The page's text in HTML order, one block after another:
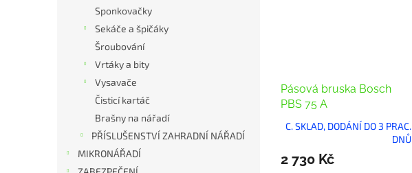
Sponkovačky
Sekáče a špičáky
Šroubování
Vrtáky a bity
Vysavače
Čisticí kartáč
Brašny na nářadí
PŘÍSLUŠENSTVÍ ZAHRADNÍ NÁŘADÍ
MIKRONÁŘADÍ
Pásová bruska Bosch
PBS 75 A
C. SKLAD, DODÁNÍ DO 3 PRAC.
DNŮ
2 730 Kč